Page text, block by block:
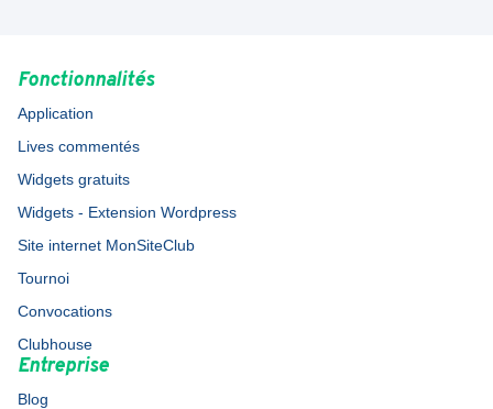
Fonctionnalités
Application
Lives commentés
Widgets gratuits
Widgets - Extension Wordpress
Site internet MonSiteClub
Tournoi
Convocations
Clubhouse
Entreprise
Blog